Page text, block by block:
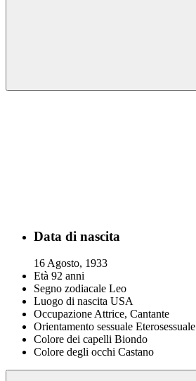
Data di nascita
16 Agosto, 1933
Età 92 anni
Segno zodiacale Leo
Luogo di nascita USA
OccupazioneAttrice, Cantante
Orientamento sessuale Eterosessuale
Colore dei capelli Biondo
Colore degli occhi Castano